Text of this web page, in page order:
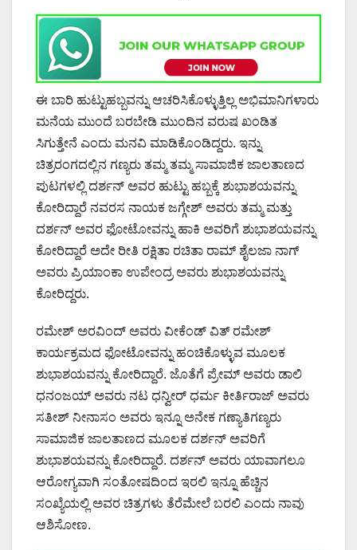
ಈ ಬಾರಿ ಹುಟ್ಟುಹಬ್ಬವನ್ನು ಆಚರಿಸಿಕೊಳ್ಳುತ್ತಿಲ್ಲ ಅಭಿಮಾನಿಗಳಾರು
ಮನೆಯ ಮುಂದೆ ಬರಬೇಡಿ ಮುಂದಿನ ವರುಷ ಖಂಡಿತ
ಸಿಗುತ್ತೇನೆ ಎಂದು ಮನವಿ ಮಾಡಿಕೊಂಡಿದ್ದರು. ಇನ್ನು
ಚಿತ್ರರಂಗದಲ್ಲಿನ ಗಣ್ಯರು ತಮ್ಮ ತಮ್ಮ ಸಾಮಾಜಿಕ ಜಾಲತಾಣದ
ಪುಟಗಳಲ್ಲಿ ದರ್ಶನ್ ಅವರ ಹುಟ್ಟು ಹಬ್ಬಕ್ಕೆ ಶುಭಾಶಯವನ್ನು
ಕೋರಿದ್ದಾರೆ ನವರಸ ನಾಯಕ ಜಗ್ಗೇಶ್ ಅವರು ತಮ್ಮ ಮತ್ತು
ದರ್ಶನ್ ಅವರ ಫೋಟೋವನ್ನು ಹಾಕಿ ಅವರಿಗೆ ಶುಭಾಶಯವನ್ನು
ಕೋರಿದ್ದಾರೆ ಅದೇ ರೀತಿ ರಕ್ಷಿತಾ ರಚಿತಾ ರಾಮ್ ಶೈಲಜಾ ನಾಗ್
ಅವರು ಪ್ರಿಯಾಂಕಾ ಉಪೇಂದ್ರ ಅವರು ಶುಭಾಶಯವನ್ನು
ಕೋರಿದ್ದರು.
ರಮೇಶ್ ಅರವಿಂದ್ ಅವರು ವೀಕೆಂಡ್ ವಿತ್ ರಮೇಶ್
ಕಾರ್ಯಕ್ರಮದ ಫೋಟೋವನ್ನು ಹಂಚಿಕೊಳ್ಳುವ ಮೂಲಕ
ಶುಭಾಶಯವನ್ನು ಕೋರಿದ್ದಾರೆ. ಜೊತೆಗೆ ಪ್ರೇಮ್ ಅವರು ಡಾಲಿ
ಧನಂಜಯ್ ಅವರು ನಟ ಧನ್ವೀರ್ ಧರ್ಮ ಕೀರ್ತಿರಾಜ್ ಅವರು
ಸತೀಶ್ ನೀನಾಸಂ ಅವರು ಇನ್ನೂ ಅನೇಕ ಗಣ್ಯಾತಿಗಣ್ಯರು
ಸಾಮಾಜಿಕ ಜಾಲತಾಣದ ಮೂಲಕ ದರ್ಶನ್ ಅವರಿಗೆ
ಶುಭಾಶಯವನ್ನು ಕೋರಿದ್ದಾರೆ. ದರ್ಶನ್ ಅವರು ಯಾವಾಗಲೂ
ಆರೋಗ್ಯವಾಗಿ ಸಂತೋಷದಿಂದ ಇರಲಿ ಇನ್ನೂ ಹೆಚ್ಚಿನ
ಸಂಖ್ಯೆಯಲ್ಲಿ ಅವರ ಚಿತ್ರಗಳು ತೆರೆಮೇಲೆ ಬರಲಿ ಎಂದು ನಾವು
ಆಶಿಸೋಣ.